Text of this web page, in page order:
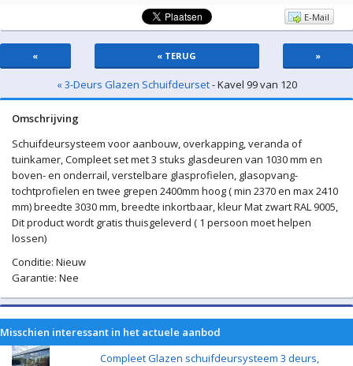
E-Mail
« « TERUG »
« 3-Deurs Glazen Schuifdeurset- Kavel 99 van 120
Omschrijving
Schuifdeursysteem voor aanbouw, overkapping, veranda of
tuinkamer, Compleet set met 3 stuks glasdeuren van 1030 mm en
boven- en onderrail, verstelbare glasprofielen, glasopvang-
tochtprofielen en twee grepen 2400mm hoog ( min 2370 en max 2410
mm) breedte 3030 mm, breedte inkortbaar, kleur Mat zwart RAL 9005,
Dit product wordt gratis thuisgeleverd ( 1 persoon moet helpen
lossen)
Conditie: Nieuw
Garantie: Nee
Misschien interessant in het actuele aanbod
Compleet Glazen schuifdeursysteem 3 deurs,